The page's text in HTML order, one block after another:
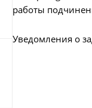
работы
Уведомления о